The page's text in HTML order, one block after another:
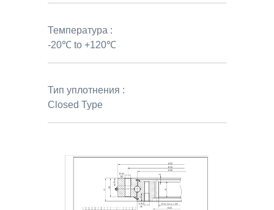
Температура :
-20℃ to +120℃
Тип уплотнения :
Closed Type